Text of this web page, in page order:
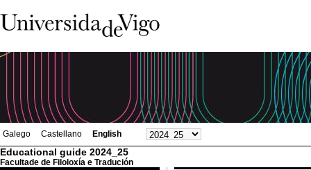
Galego Castellano English
Educational guide 2024_25
Facultade de Filoloxía e Tradución